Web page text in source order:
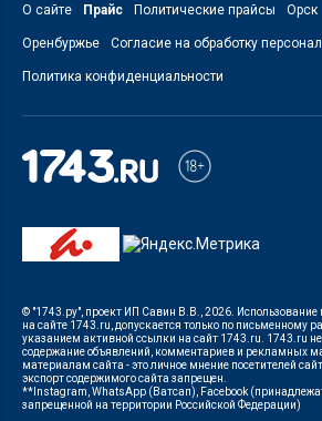
О сайте Прайс Политические прайсы Орск
Оренбуржье Согласие на обработку
Политика конфиденциальности
© "1743.ру", проект ИП Савин В.В., 2026.
на сайте 1743.ru, допускается только по письменному
указанием активной ссылки на сайт 1743.ru. 1743.ru не
содержание объявлений, комментариев и рекламных
материалам сайта - это личное мнение посетителей
экспорт содержимого сайта запрещен.
**Instagram, WhatsApp (Ватсап), Facebook
запрещенной на территории Российской Федерации)